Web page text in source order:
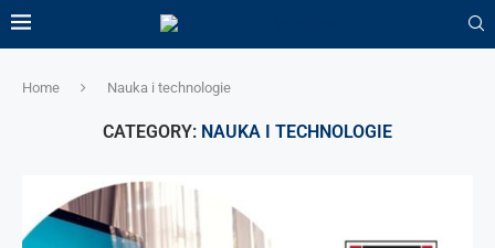
Home Nauka i technologie
CATEGORY: NAUKA I TECHNOLOGIE